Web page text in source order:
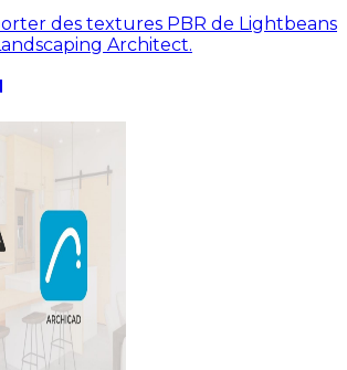
des textures PBR de Lightbeans
Architect.